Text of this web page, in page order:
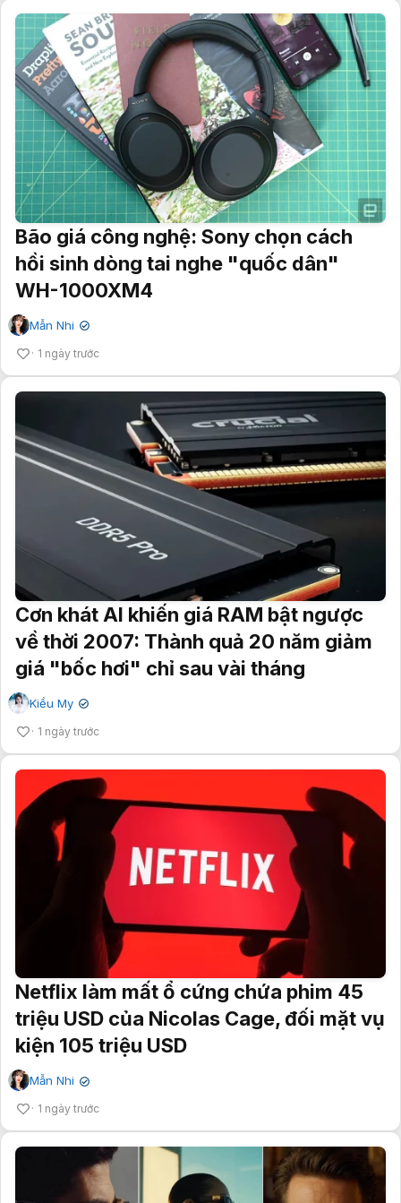
Bão giá công nghệ: Sony chọn cách
hồi sinh dòng tai nghe "quốc dân"
WH-1000XM4
Mẫn Nhi ✔
1 ngày trước
Cơn khát AI khiến giá RAM bật ngược
về thời 2007: Thành quả 20 năm giảm
giá "bốc hơi" chỉ sau vài tháng
Kiều My ✔
1 ngày trước
Netflix làm mất ổ cứng chứa phim 45
triệu USD của Nicolas Cage, đối mặt vụ
kiện 105 triệu USD
Mẫn Nhi ✔
1 ngày trước